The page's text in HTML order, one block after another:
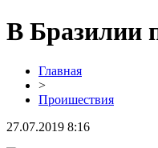
В Бразилии
Главная
>
Проишествия
27.07.2019 8:16